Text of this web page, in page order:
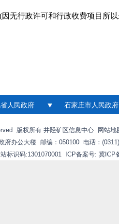
无行政许可和行政收费项目所